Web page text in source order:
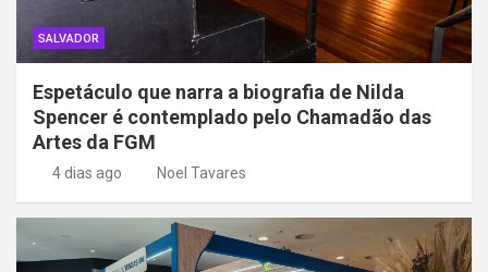
SALVADOR
Espetáculo que narra a biografia de Nilda
Spencer é contemplado pelo Chamadão das
Artes da FGM
4 dias ago Noel Tavares